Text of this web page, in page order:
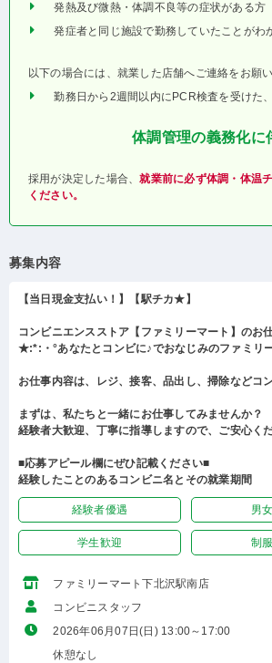
発熱及び微熱・体調不良等の症状がある方
発症者と同じ施設で勤務していたことがわ
以下の場合には、就業した店舗へご連絡をお願い
勤務日から2週間以内にPCR検査を受けた
体調管理の義務化に
採用が決定した場合、就業前に必ず体調・体温
ください。
募集内容
【当日現金支払い！】【駅チカ★】
コンビニエンスストア【ファミリーマート】のお仕
★:*:・°あなたとコンビに♪でおなじみのファミリ
お仕事内容は、レジ、接客、品出し、掃除などコ
まずは、私たちと一緒にお仕事してみませんか？
経験者大歓迎、丁寧に指導しますので、ご安心く
■応募アピール欄にぜひ記載ください■
経験したことのあるコンビニ名とその就業期間
経験者優遇 男
学生歓迎 制
ファミリーマート下北沢駅南店
コンビニスタッフ
2026年06月07日(日) 13:00～17:00
休憩なし